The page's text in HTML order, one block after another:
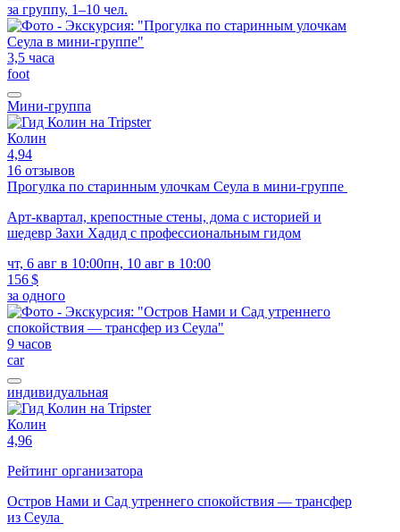
за группу, 1–10 чел.
3,5 часа
foot
Мини-группа
Колин
4,94
16 отзывов
Прогулка по старинным улочкам Сеула в мини-группе
Арт-квартал, крепостные стены, дома с историей и
шедевр Захи Хадид с профессиональным гидом
чт, 6 авг в 10:00пн, 10 авг в 10:00
156 $
за одного
9 часов
car
индивидуальная
Колин
4,96
Рейтинг организатора
Остров Нами и Сад утреннего спокойствия — трансфер
из Сеула